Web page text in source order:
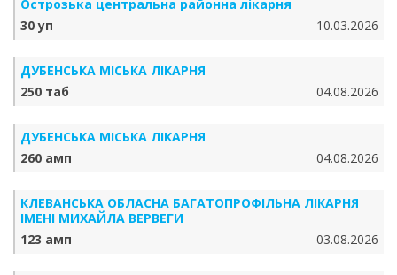
Острозька центральна районна лікарня
30 уп
10.03.2026
ДУБЕНСЬКА МІСЬКА ЛІКАРНЯ
250 таб
04.08.2026
ДУБЕНСЬКА МІСЬКА ЛІКАРНЯ
260 амп
04.08.2026
КЛЕВАНСЬКА ОБЛАСНА БАГАТОПРОФІЛЬНА ЛІКАРНЯ
ІМЕНІ МИХАЙЛА ВЕРВЕГИ
123 амп
03.08.2026